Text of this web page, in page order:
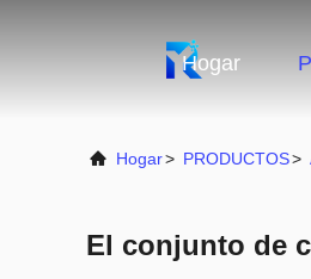
Hogar
Hogar> PRODUCTOS>
El conjunto de